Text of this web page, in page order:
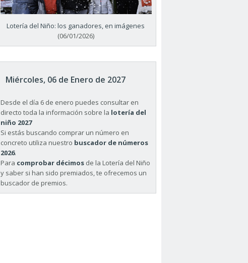
Lotería del Niño: los ganadores, en imágenes
(06/01/2026)
Miércoles, 06 de Enero de 2027
Desde el día 6 de enero puedes consultar en
directo toda la información sobre la lotería del
niño 2027
Si estás buscando comprar un número en
concreto utiliza nuestro buscador de números
2026.
Para comprobar décimos de la Lotería del Niño
y saber si han sido premiados, te ofrecemos un
buscador de premios.